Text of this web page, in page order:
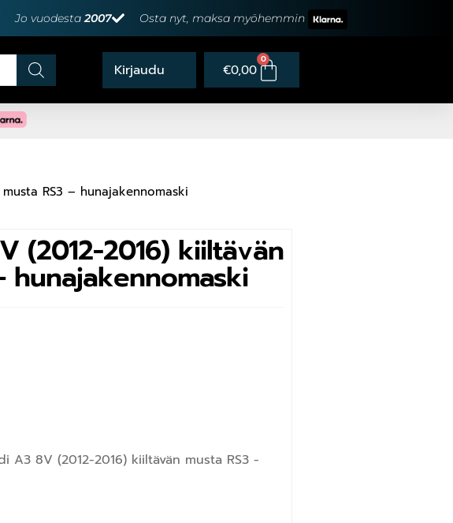
Jo vuodesta2007 Osta nyt, maksa myöhemmin
€0,00
0
RS3 – hunajakennomaski
(2012-2016) kiiltävän
hunajakennomaski
A3 8V (2012-2016) kiiltävän musta RS3 -